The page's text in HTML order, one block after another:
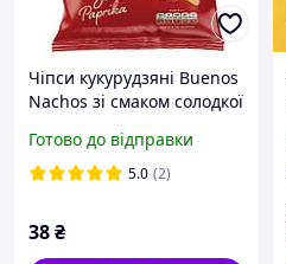
Чіпси кукурудзяні Buenos
Nachos зі смаком солодкої
Готово до відправки
5.0 (2)
38₴